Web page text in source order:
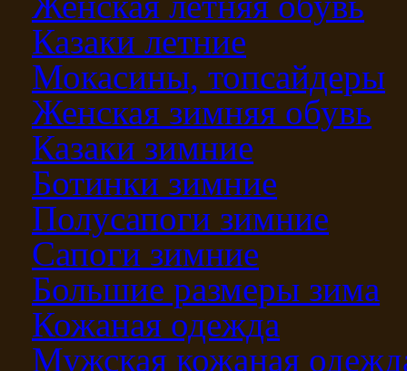
Казаки летние
Мокасины, топсайдеры
Женская зимняя обувь
Казаки зимние
Ботинки зимние
Полусапоги зимние
Сапоги зимние
Большие размеры зима
Кожаная одежда
Мужская кожаная